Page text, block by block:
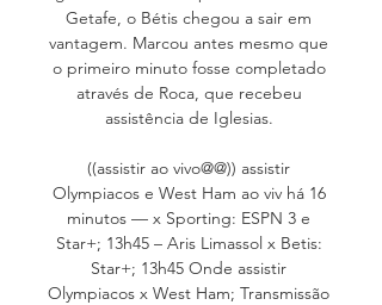
Getafe, o Bétis chegou a sair em
vantagem. Marcou antes mesmo que
o primeiro minuto fosse completado
através de Roca, que recebeu
assistência de Iglesias.
((assistir ao vivo@@)) assistir
Olympiacos e West Ham ao viv há 16
minutos — x Sporting: ESPN 3 e
Star+; 13h45 – Aris Limassol x Betis:
Star+; 13h45 Onde assistir
Olympiacos x West Ham; Transmissão